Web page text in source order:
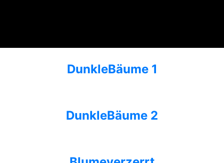
DunkleBäume 1
DunkleBäume 2